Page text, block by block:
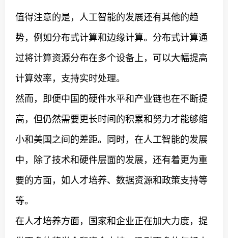
值得注意的是，人工智能的发展还有其他的趋
势，例如分布式计算和边缘计算。分布式计算通
过将计算资源分布在多个设备上，可以大幅提高
计算效率，支持实时处理。
然而，即便中国的硬件水平和产业链也在不断提
高，但仍然需要更长时间的积累和努力才能够缩
小和美国之间的差距。同时，在人工智能的发展
中，除了技术和硬件层面的发展，还有着更为重
要的方面，如人才培养、数据资源和政策支持等
等。
在人才培养方面，国家和企业正在加大力度，提